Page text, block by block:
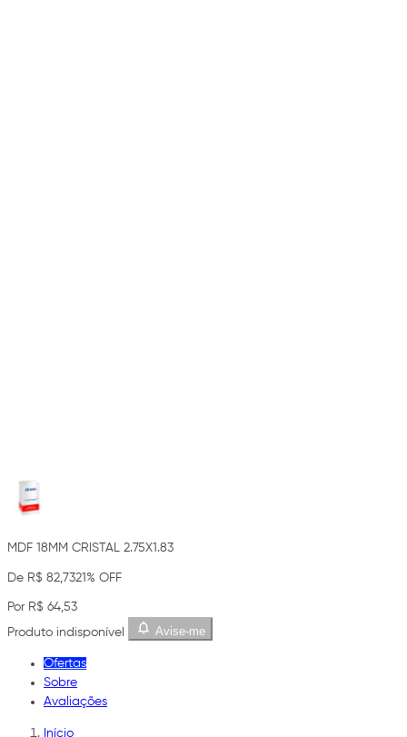
MDF 18MM CRISTAL 2.75X1.83
De R$ 82,7321% OFF
Por R$ 64,53
Produto indisponível
Avise-me
Ofertas
Sobre
Avaliações
Início